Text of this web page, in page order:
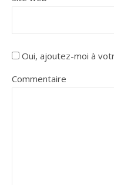
Oui, ajoutez-moi à
Commentaire